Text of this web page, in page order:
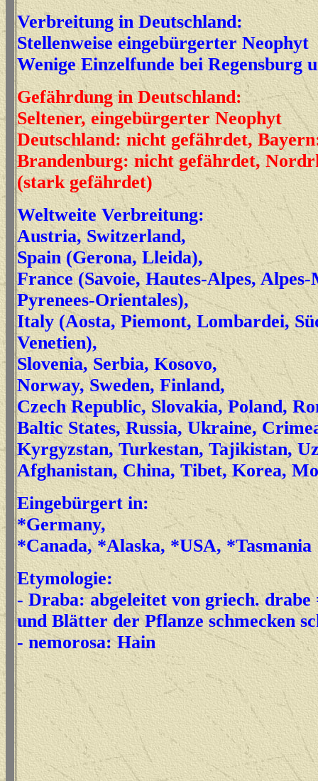
Verbreitung in Deutschland:
Stellenweise eingebürgerter Neophyt
Wenige Einzelfunde bei Regensburg
Gefährdung in Deutschland:
Seltener, eingebürgerter Neophyt
Deutschland: nicht gefährdet,
Brandenburg: nicht gefährdet,
(stark gefährdet)
Weltweite Verbreitung:
Austria, Switzerland,
Spain (Gerona, Lleida),
France (Savoie, Hautes-Alpes,
Pyrenees-Orientales),
Italy (Aosta, Piemont, Lombardei,
Venetien),
Slovenia, Serbia, Kosovo,
Norway, Sweden, Finland,
Czech Republic, Slovakia, Poland,
Baltic States, Russia, Ukraine,
Kyrgyzstan, Turkestan, Tajikistan,
Afghanistan, China, Tibet, Korea,
Eingebürgert in:
*Germany,
*Canada, *Alaska, *USA, *Tasmania
Etymologie:
- Draba: abgeleitet von griech. drabe
und Blätter der Pflanze schmecken
- nemorosa: Hain